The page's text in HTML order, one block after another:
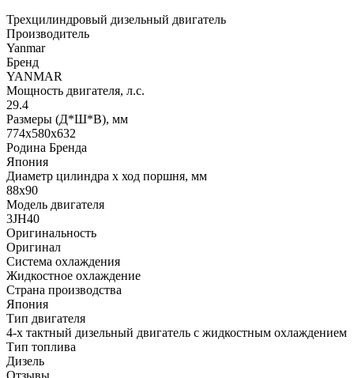
Трехцилиндровый дизельный двигатель
Производитель
Yanmar
Бренд
YANMAR
Мощность двигателя, л.с.
29.4
Размеры (Д*Ш*В), мм
774х580х632
Родина Бренда
Япония
Диаметр цилиндра х ход поршня, мм
88x90
Модель двигателя
3JH40
Оригинальность
Оригинал
Система охлаждения
Жидкостное охлаждение
Страна производства
Япония
Тип двигателя
4-х тактный дизельный двигатель с жидкостным охлаждением
Тип топлива
Дизель
Отзывы